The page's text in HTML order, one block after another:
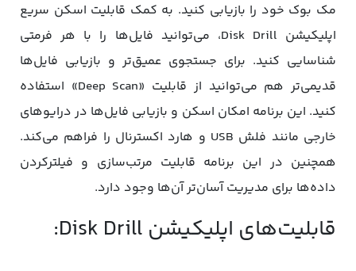
مک بوک خود را بازیابی کنید. به کمک قابلیت اسکن سریع
اپلیکیشن Disk Drill، می‌توانید فایل‌ها را با هر فرمتی
شناسایی کنید. برای جستجوی عمیق‌تر و بازیابی فایل‌ها
قدیمی‌تر هم می‌توانید از قابلیت «Deep Scan» استفاده
کنید. این برنامه امکان اسکن و بازیابی فایل‌ها در درایوهای
خارجی مانند فلش USB و هارد اکسترنال را فراهم می‌کند.
همچنین در این برنامه قابلیت مرتب‌سازی و فیلترکردن
داده‌ها برای مدیریت آسان‌تر آن‌ها وجود دارد.
قابلیت‌های اپلیکیشن Disk Drill: